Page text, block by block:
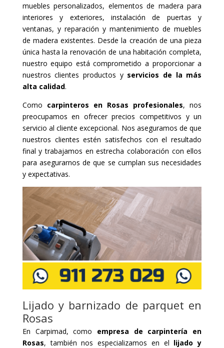
muebles personalizados, elementos de madera para
interiores y exteriores, instalación de puertas y
ventanas, y reparación y mantenimiento de muebles
de madera existentes. Desde la creación de una pieza
única hasta la renovación de una habitación completa,
nuestro equipo está comprometido a proporcionar a
nuestros clientes productos y servicios de la más
alta calidad.
Como carpinteros en Rosas profesionales, nos
preocupamos en ofrecer precios competitivos y un
servicio al cliente excepcional. Nos aseguramos de que
nuestros clientes estén satisfechos con el resultado
final y trabajamos en estrecha colaboración con ellos
para asegurarnos de que se cumplan sus necesidades
y expectativas.
Lijado y barnizado de parquet en
Rosas
En Carpimad, como empresa de carpintería en
Rosas, también nos especializamos en el lijado y